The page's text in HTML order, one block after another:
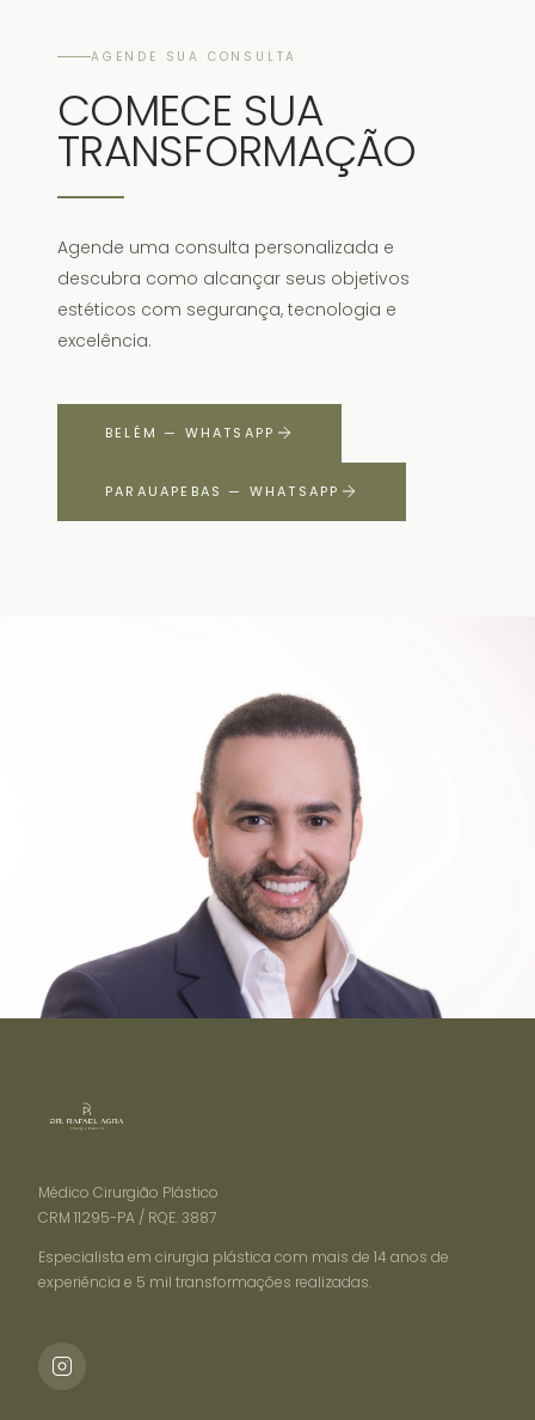
AGENDE SUA CONSULTA
COMECE SUA
TRANSFORMAÇÃO
Agende uma consulta personalizada e
descubra como alcançar seus objetivos
estéticos com segurança, tecnologia e
excelência.
BELÉM — WHATSAPP
PARAUAPEBAS — WHATSAPP
Médico Cirurgião Plástico
CRM 11295-PA / RQE. 3887
Especialista em cirurgia plástica com mais de 14 anos de
experiência e 5 mil transformações realizadas.